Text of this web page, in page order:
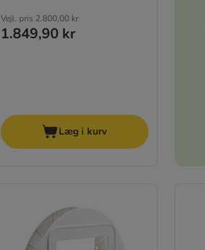
Vejl. pris 2.800,00 kr
1.849,90 kr
Læg i kurv